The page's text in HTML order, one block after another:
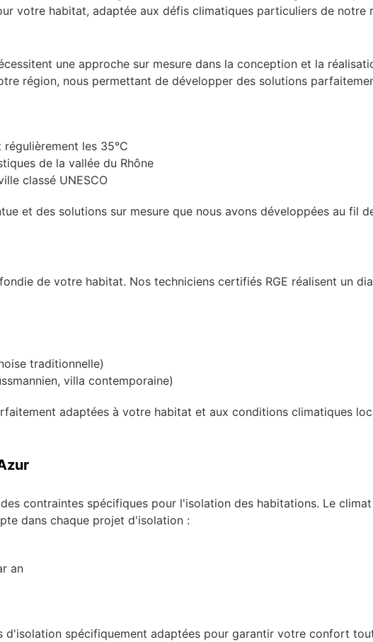
votre habitat, adaptée aux défis climatiques particuliers de notre
une approche sur mesure dans la conception et la
région, nous permettant de développer des solutions
les 35°C
de la vallée du Rhône
classé UNESCO
et des solutions sur mesure que nous avons développées au fil
de votre habitat. Nos techniciens certifiés RGE réalisent un
traditionnelle)
villa contemporaine)
adaptées à votre habitat et aux conditions climatiques
contraintes spécifiques pour l'isolation des habitations. Le
dans chaque projet d'isolation :
an
spécifiquement adaptées pour garantir votre confort